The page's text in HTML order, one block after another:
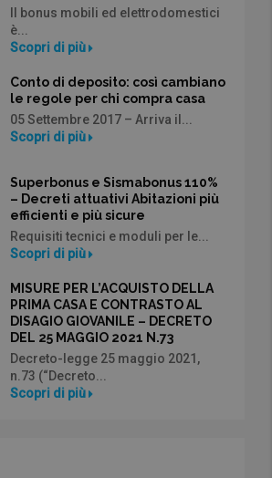
Il bonus mobili ed elettrodomestici
è...
Scopri di più
Conto di deposito: così cambiano
le regole per chi compra casa
05 Settembre 2017 – Arriva il...
Scopri di più
Superbonus e Sismabonus 110%
– Decreti attuativi Abitazioni più
efficienti e più sicure
Requisiti tecnici e moduli per le...
Scopri di più
MISURE PER L’ACQUISTO DELLA
PRIMA CASA E CONTRASTO AL
DISAGIO GIOVANILE – DECRETO
DEL 25 MAGGIO 2021 N.73
Decreto-legge 25 maggio 2021,
n.73 (“Decreto...
Scopri di più